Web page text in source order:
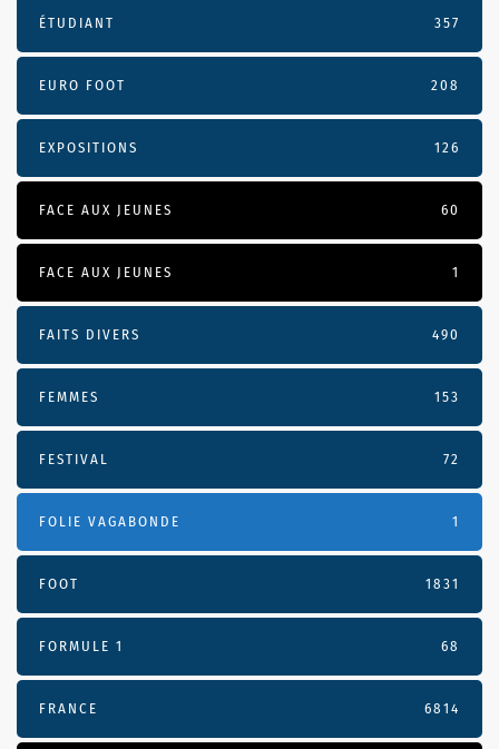
ÉTUDIANT 357
EURO FOOT 208
EXPOSITIONS 126
FACE AUX JEUNES 60
FACE AUX JEUNES 1
FAITS DIVERS 490
FEMMES 153
FESTIVAL 72
FOLIE VAGABONDE 1
FOOT 1831
FORMULE 1 68
FRANCE 6814